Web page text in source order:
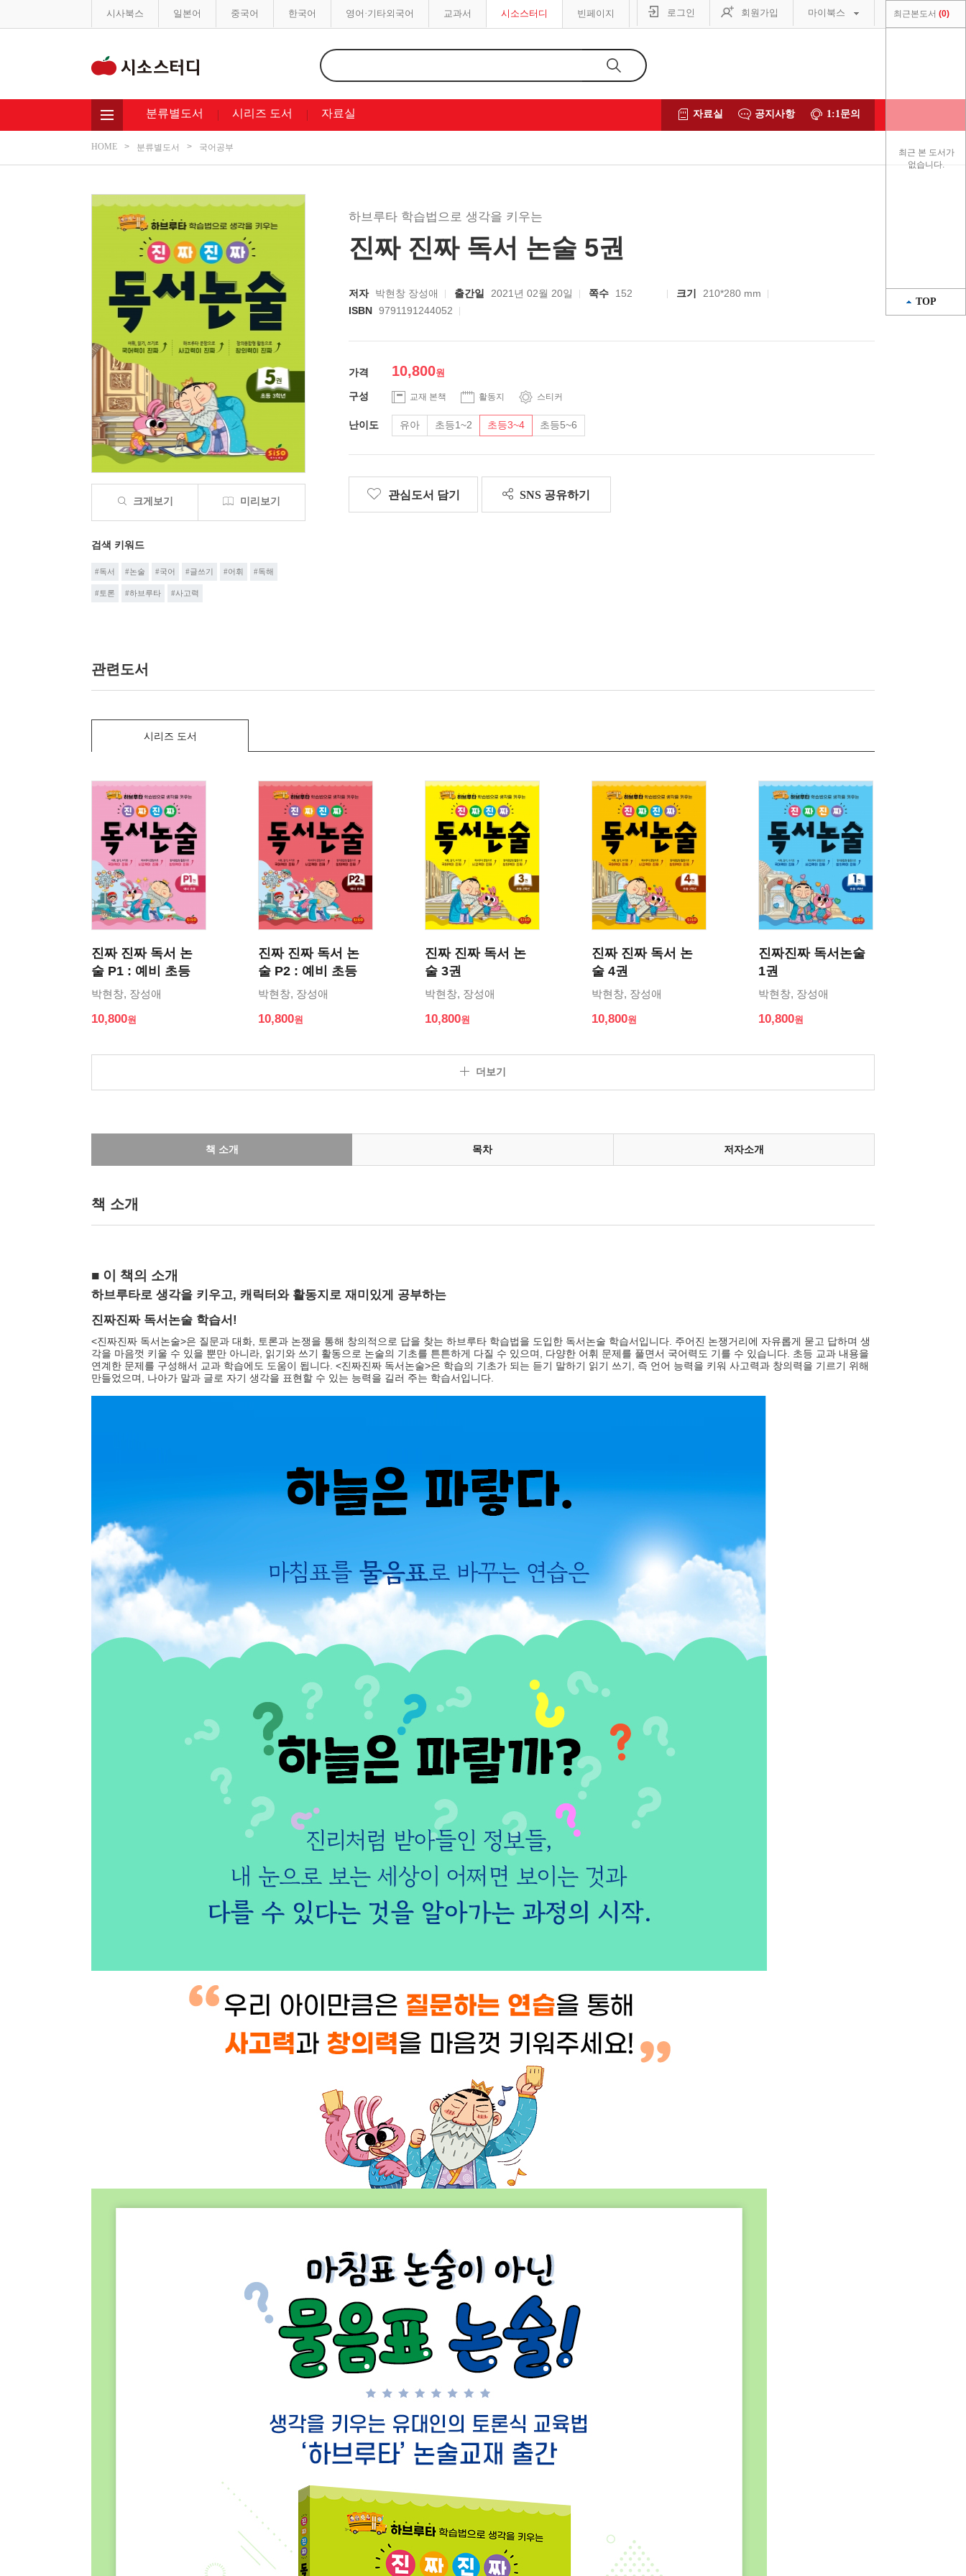
시사북스 일본어 중국어 한국어 영어·기타외국어 교과서 시소스터디 빈페이지 로그인 회원가입 마이북스
분류별도서 시리즈 도서 자료실 자료실 공지사항 1:1문의
HOME 분류별도서 국어공부
크게보기 미리보기
검색 키워드
#독서 #논술 #국어 #글쓰기 #어휘 #독해
#토론 #하브루타 #사고력
하브루타 학습법으로 생각을 키우는
진짜 진짜 독서 논술 5권
저자 박현창 장성애 출간일 2021년 02월 20일 쪽수 152 크기
210*280 mm
ISBN 9791191244052
가격 10,800
구성 교재 본책 활동지 스티커
난이도 유아 초등1~2 초등3~4 초등5~6
관심도서 담기 SNS 공유하기
관련도서
시리즈 도서
진짜 진짜 독서 논
술 P1 : 예비 초등
박현창, 장성애
10,800
진짜 진짜 독서 논
술 P2 : 예비 초등
박현창, 장성애
10,800
진짜 진짜 독서 논
술 3권
박현창, 장성애
10,800
진짜 진짜 독서 논
술 4권
박현창, 장성애
10,800
진짜진짜 독서논술
1권
박현창, 장성애
10,800
더보기
책 소개 목차 저자소개
책 소개
■ 이 책의 소개
하브루타로 생각을 키우고, 캐릭터와 활동지로 재미있게 공부하는
진짜진짜 독서논술 학습서!
<진짜진짜 독서논술>은 질문과 대화, 토론과 논쟁을 통해 창의적으로 답을 찾는 하브루타 학습법을 도입한 독서논술 학습서입니다. 주어진 논쟁거리에 자유롭게 묻고 답하며 생
각을 마음껏 키울 수 있을 뿐만 아니라, 읽기와 쓰기 활동으로 논술의 기초를 튼튼하게 다질 수 있으며 , 다양한 어휘 문제를 풀면서 국어력도 기를 수 있습니다. 초등 교과 내용을
연계한 문제를 구성해서 교과 학습에도 도움이 됩니다. <진짜진짜 독서논술>은 학습의 기초가 되는 듣기 말하기 읽기 쓰기 , 즉 언어 능력을 키워 사고력과 창의력을 기르기 위해
만들었으며 , 나아가 말과 글로 자기 생각을 표현할 수 있는 능력을 길러 주는 학습서입니다.
최근본도서 0
최근 본 도서가
없습니다.
TOP